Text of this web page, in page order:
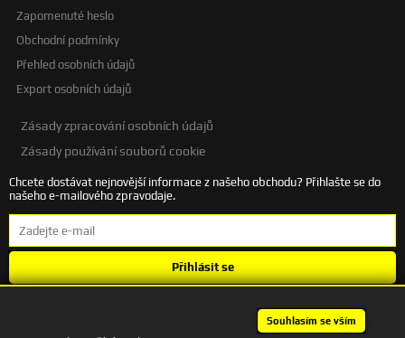
Zapomenuté heslo
Obchodní podmínky
Přehled osobních údajů
Export osobních údajů
Zásady zpracování osobních údajů
Zásady používání souborů cookie
Chcete dostávat nejnovější informace z našeho obchodu? Přihlašte se do
našeho e-mailového zpravodaje.
Přihlásit se
Souhlasím se vším